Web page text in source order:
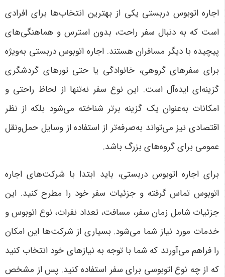
اجاره اتوبوس دربستی یکی از بهترین انتخاب‌ها برای افرادی
است که به دنبال سفر راحت، بدون استرس و هماهنگی‌های
پیچیده با دیگر مسافران هستند. اجاره اتوبوس دربستی به‌ویژه
برای سفرهای گروهی، خانوادگی یا حتی تورهای گردشگری
گزینه‌ای ایده‌آل است. این نوع سفر نه‌تنها از لحاظ راحتی و
امکانات به‌عنوان یک گزینه برتر شناخته می‌شود بلکه از نظر
اقتصادی نیز می‌تواند به‌صرفه‌تر از استفاده از وسایل حمل‌ونقل
عمومی برای گروه‌های بزرگ باشد.
برای اجاره اتوبوس دربستی، باید ابتدا با شرکت‌های اجاره
اتوبوس تماس گرفته و جزئیات سفر خود را مطرح کنید. این
جزئیات شامل زمان سفر، مسافت، تعداد نفرات، نوع اتوبوس و
خدمات مورد نیاز شما می‌شود. بسیاری از شرکت‌ها این امکان
را فراهم می‌آورند که شما با توجه به نیازهای خود انتخاب کنید
که از چه نوع اتوبوسی برای سفر استفاده کنید. پس از مشخص